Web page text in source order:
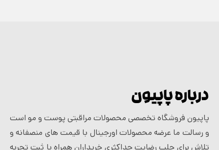
درباره پاپیون
پاپیون فروشگاه تخصصی محصولات مراقبتی پوست و مو است
و رسالت ما عرضه محصولات اورجینال با قیمت های منصفانه و
تلاش برای جلب رضایت حداکثری خریداران همراه با ثبت تجربه